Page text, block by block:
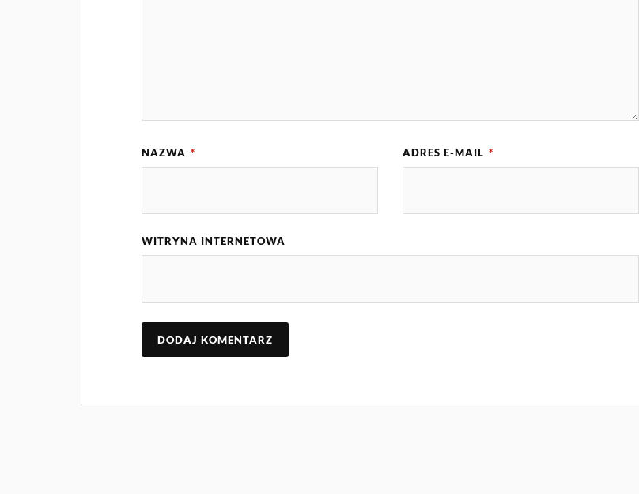
NAZWA * ADRES E-MAIL *
WITRYNA INTERNETOWA